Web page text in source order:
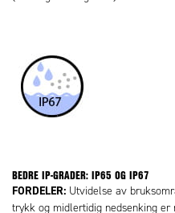
BEDRE IP-GRADER: IP65 OG IP67
FORDELER: Utvidelse av
trykk og midlertidig nedsenking er